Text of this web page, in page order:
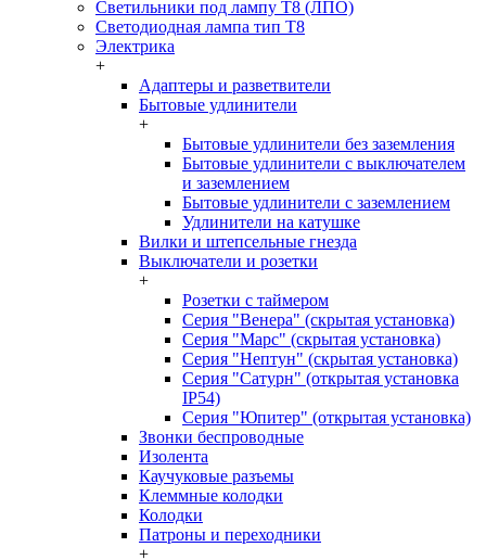
Светильники под лампу Т8 (ЛПО)
Светодиодная лампа тип T8
Электрика
+
Адаптеры и разветвители
Бытовые удлинители
+
Бытовые удлинители без заземления
Бытовые удлинители с выключателем
и заземлением
Бытовые удлинители с заземлением
Удлинители на катушке
Вилки и штепсельные гнезда
Выключатели и розетки
+
Розетки с таймером
Серия "Венера" (скрытая установка)
Серия "Марс" (скрытая установка)
Серия "Нептун" (скрытая установка)
Серия "Сатурн" (открытая установка
IP54)
Серия "Юпитер" (открытая установка)
Звонки беспроводные
Изолента
Каучуковые разъемы
Клеммные колодки
Колодки
Патроны и переходники
+